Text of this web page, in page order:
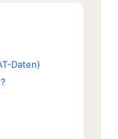
Daten)